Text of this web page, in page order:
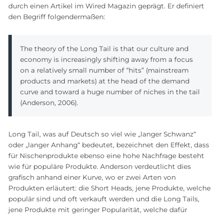
durch einen Artikel im Wired Magazin geprägt. Er definiert
den Begriff folgendermaßen:
The theory of the Long Tail is that our culture and
economy is increasingly shifting away from a focus
on a relatively small number of “hits” (mainstream
products and markets) at the head of the demand
curve and toward a huge number of niches in the tail
(Anderson, 2006).
Long Tail, was auf Deutsch so viel wie „langer Schwanz“
oder „langer Anhang“ bedeutet, bezeichnet den Effekt, dass
für Nischenprodukte ebenso eine hohe Nachfrage besteht
wie für populäre Produkte. Anderson verdeutlicht dies
grafisch anhand einer Kurve, wo er zwei Arten von
Produkten erläutert: die Short Heads, jene Produkte, welche
populär sind und oft verkauft werden und die Long Tails,
jene Produkte mit geringer Popularität, welche dafür